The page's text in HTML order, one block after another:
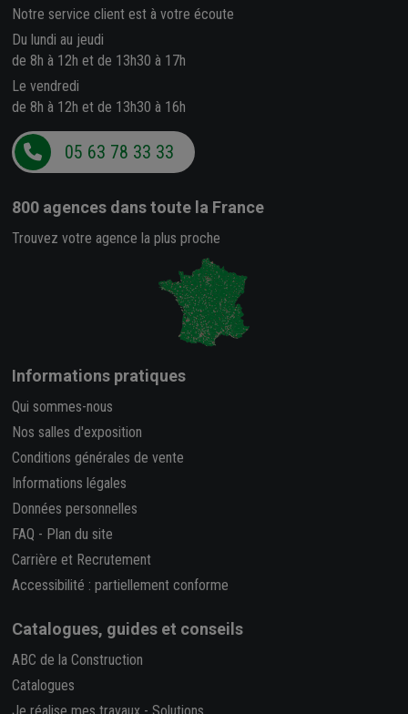
Notre service client est à votre écoute
Du lundi au jeudi
de 8h à 12h et de 13h30 à 17h
Le vendredi
de 8h à 12h et de 13h30 à 16h
05 63 78 33 33
800 agences dans toute la France
Trouvez votre agence la plus proche
Informations pratiques
Qui sommes-nous
Nos salles d'exposition
Conditions générales de vente
Informations légales
Données personnelles
FAQ - Plan du site
Carrière et Recrutement
Accessibilité : partiellement conforme
Catalogues, guides et conseils
ABC de la Construction
Catalogues